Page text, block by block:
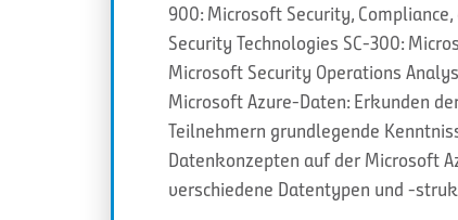
900: Microsoft Security,
Security Technologies SC-300:
Microsoft Security Operations
Microsoft Azure-Daten: Erkunden
Teilnehmern grundlegende
Datenkonzepten auf der Microsoft
verschiedene Datentypen und -